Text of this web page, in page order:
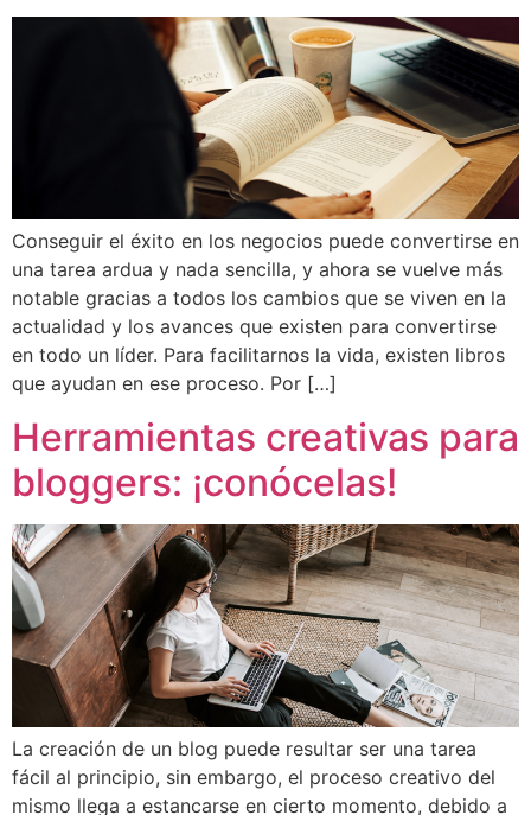
Conseguir el éxito en los negocios puede convertirse en
una tarea ardua y nada sencilla, y ahora se vuelve más
notable gracias a todos los cambios que se viven en la
actualidad y los avances que existen para convertirse
en todo un líder. Para facilitarnos la vida, existen libros
que ayudan en ese proceso. Por […]
Herramientas creativas para
bloggers: ¡conócelas!
La creación de un blog puede resultar ser una tarea
fácil al principio, sin embargo, el proceso creativo del
mismo llega a estancarse en cierto momento, debido a